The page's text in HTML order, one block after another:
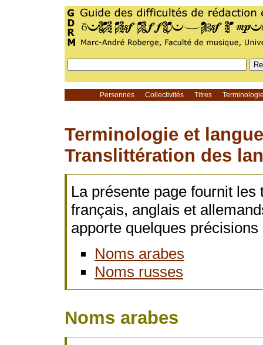
Personnes Collectivités Titres
Terminologie et
Translittération des
La présente page fournit
français, anglais et
apporte quelques
Noms arabes
Noms russes
Noms arabes